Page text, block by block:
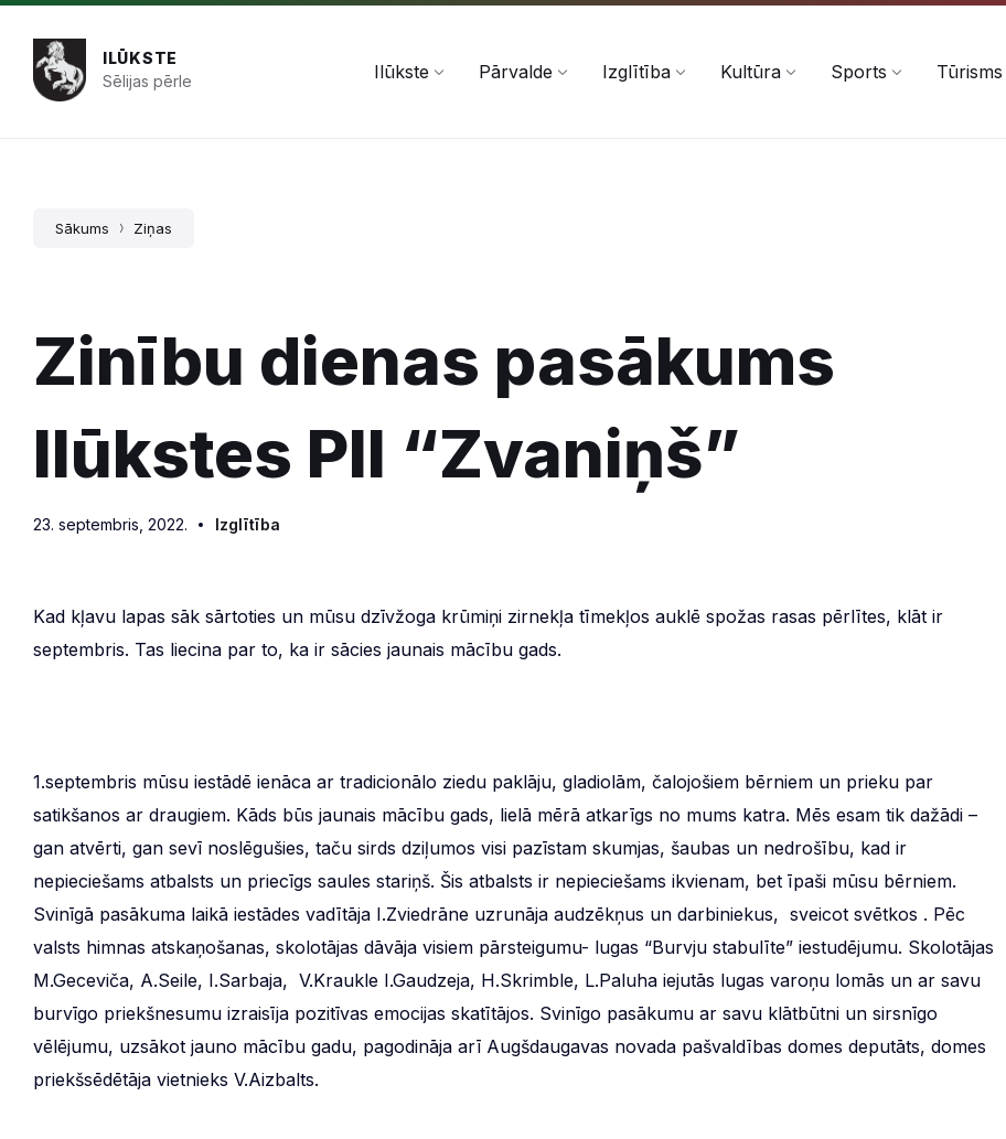
Pāriet
saturu
Skip
navigation
Skip
footer
ILŪKSTE
Sēlijas pērle
Ilūkste Pārvalde Izglītība Kultūra Sports Tūrisms
Sākums Ziņas
Zinību dienas pasākums
Ilūkstes PII “Zvaniņš”
23. septembris, 2022. Izglītība
Kad kļavu lapas sāk sārtoties un mūsu dzīvžoga krūmiņi zirnekļa tīmekļos auklē spožas rasas pērlītes, klāt ir
septembris. Tas liecina par to, ka ir sācies jaunais mācību gads.
1.septembris mūsu iestādē ienāca ar tradicionālo ziedu paklāju, gladiolām, čalojošiem bērniem un prieku par
satikšanos ar draugiem. Kāds būs jaunais mācību gads, lielā mērā atkarīgs no mums katra. Mēs esam tik dažādi –
gan atvērti, gan sevī noslēgušies, taču sirds dziļumos visi pazīstam skumjas, šaubas un nedrošību, kad ir
nepieciešams atbalsts un priecīgs saules stariņš. Šis atbalsts ir nepieciešams ikvienam, bet īpaši mūsu bērniem.
Svinīgā pasākuma laikā iestādes vadītāja I.Zviedrāne uzrunāja audzēkņus un darbiniekus, sveicot svētkos . Pēc
valsts himnas atskaņošanas, skolotājas dāvāja visiem pārsteigumu- lugas “Burvju stabulīte” iestudējumu. Skolotājas
M.Geceviča, A.Seile, I.Sarbaja, V.Kraukle I.Gaudzeja, H.Skrimble, L.Paluha iejutās lugas varoņu lomās un ar savu
burvīgo priekšnesumu izraisīja pozitīvas emocijas skatītājos. Svinīgo pasākumu ar savu klātbūtni un sirsnīgo
vēlējumu, uzsākot jauno mācību gadu, pagodināja arī Augšdaugavas novada pašvaldības domes deputāts, domes
priekšsēdētāja vietnieks V.Aizbalts.